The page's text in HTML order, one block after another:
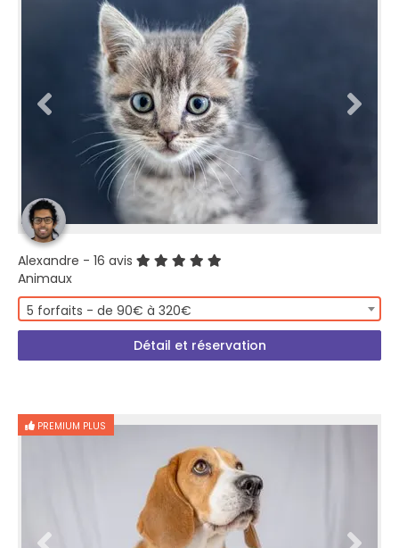
Alexandre - 16 avis
Animaux
5 forfaits - de 90€ à 320€
Détail et réservation
PREMIUM PLUS